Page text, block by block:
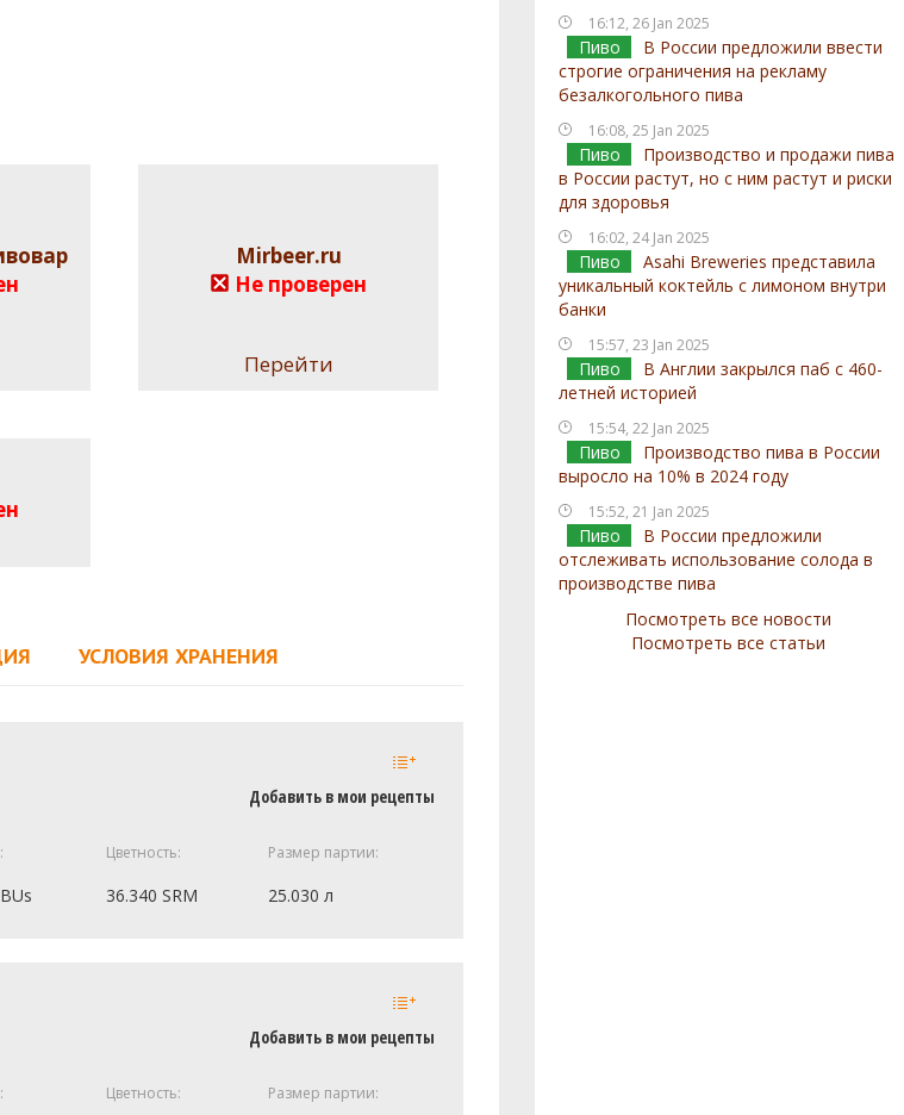
16:12, 26 Jan 2025
Пиво
В России предложили ввести
строгие ограничения на рекламу
безалкогольного пива
16:08, 25 Jan 2025
Пиво
Производство и продажи пива
в России растут, но с ним растут и риски
для здоровья
16:02, 24 Jan 2025
Пиво
Asahi Breweries представила
уникальный коктейль с лимоном внутри
банки
15:57, 23 Jan 2025
Пиво
В Англии закрылся паб с 460-
летней историей
15:54, 22 Jan 2025
Пиво
Производство пива в России
выросло на 10% в 2024 году
15:52, 21 Jan 2025
Пиво
В России предложили
отслеживать использование солода в
производстве пива
Посмотреть все новости
Посмотреть все статьи
Mirbeer.ru
Не проверен
Перейти
УСЛОВИЯ ХРАНЕНИЯ
Добавить в мои рецепты
Цветность: Размер партии:
36.340 SRM 25.030 л
Добавить в мои рецепты
Цветность: Размер партии: